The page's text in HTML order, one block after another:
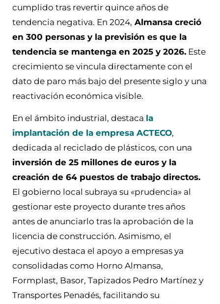
cumplido tras revertir quince años de
tendencia negativa. En 2024, Almansa creció
en 300 personas y la previsión es que la
tendencia se mantenga en 2025 y 2026. Este
crecimiento se vincula directamente con el
dato de paro más bajo del presente siglo y una
reactivación económica visible.
En el ámbito industrial, destaca la
implantación de la empresa ACTECO,
dedicada al reciclado de plásticos, con una
inversión de 25 millones de euros y la
creación de 64 puestos de trabajo directos.
El gobierno local subraya su «prudencia» al
gestionar este proyecto durante tres años
antes de anunciarlo tras la aprobación de la
licencia de construcción. Asimismo, el
ejecutivo destaca el apoyo a empresas ya
consolidadas como Horno Almansa,
Formplast, Basor, Tapizados Pedro Martínez y
Transportes Penadés, facilitando su